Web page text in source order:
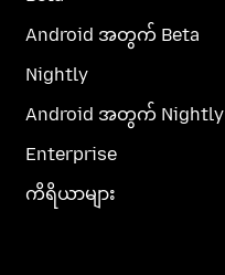
Android အတွက် Beta
Nightly
Android အတွက် Nightly
Enterprise
ကိရိယာများ